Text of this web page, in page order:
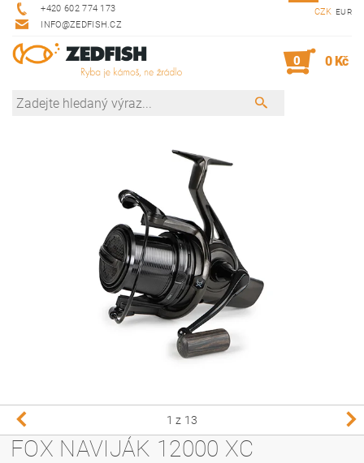
+420 602 774 173
INFO@ZEDFISH.CZ
CZK EUR
0 0 Kč
1 z 13
FOX NAVIJÁK 12000 XC